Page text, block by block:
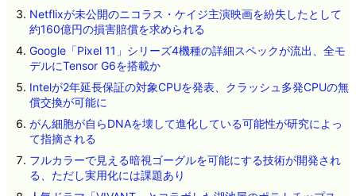
Netflixが未公開のニコラス・ケイジ主演映画を紛失したとして
約160億円の損害賠償を求められる
Google「Pixel 11」シリーズ4機種の詳細スペックが流出、全モ
デルにTensor G6を搭載か
Intelが2年延長保証の対象CPUを発表、クラッシュ多発CPUの無
償交換が可能に
がん細胞が自らDNAを壊して進化している可能性が研究によっ
て指摘される
フルカラーで見える暗視ゴーグルを可能にする技術が開発され
る、ただし実用化には課題あり